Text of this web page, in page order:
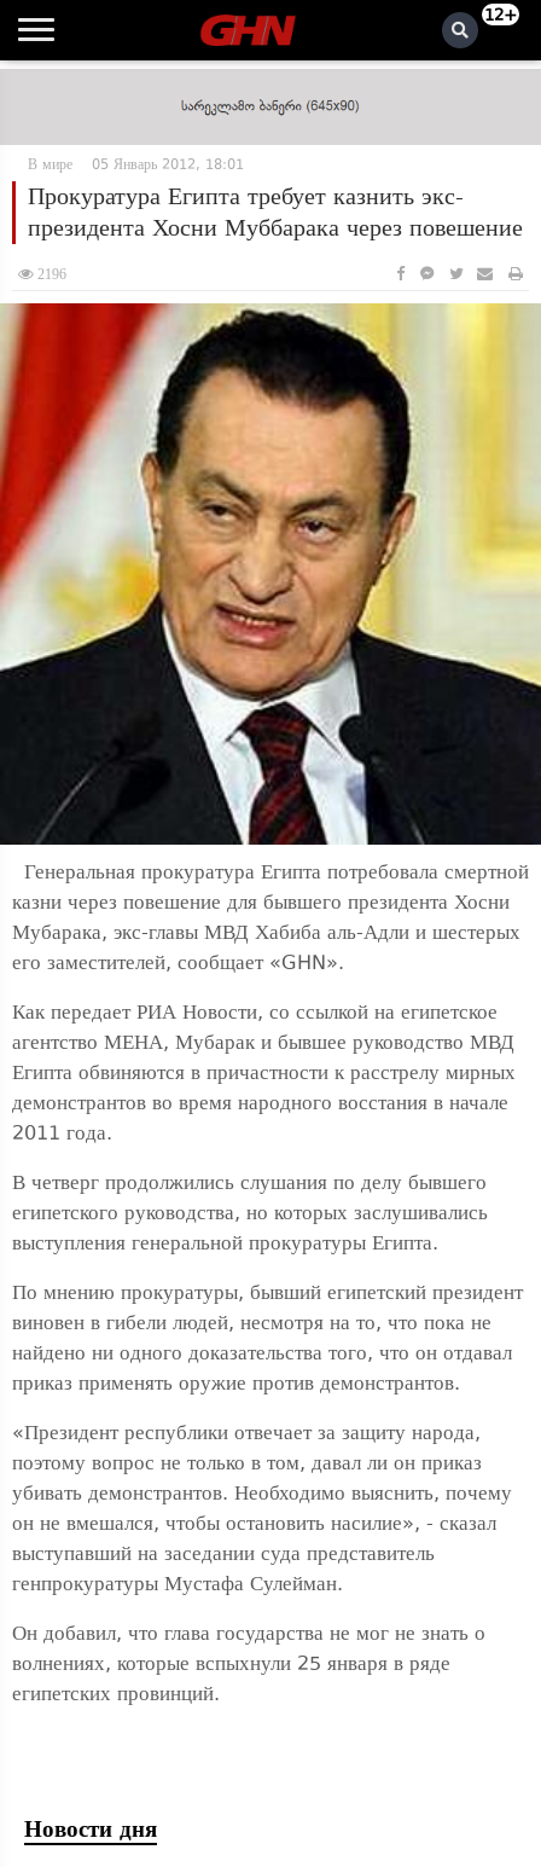
12+
В мире 05 Январь 2012, 18:01
Прокуратура Египта требует казнить экс-
президента Хосни Муббарака через повешение
2196
Генеральная прокуратура Египта потребовала смертной
казни через повешение для бывшего президента Хосни
Мубарака, экс-главы МВД Хабиба аль-Адли и шестерых
его заместителей, сообщает «GHN».
Как передает РИА Новости, со ссылкой на египетское
агентство МЕНА, Мубарак и бывшее руководство МВД
Египта обвиняются в причастности к расстрелу мирных
демонстрантов во время народного восстания в начале
2011 года.
В четверг продолжились слушания по делу бывшего
египетского руководства, но которых заслушивались
выступления генеральной прокуратуры Египта.
По мнению прокуратуры, бывший египетский президент
виновен в гибели людей, несмотря на то, что пока не
найдено ни одного доказательства того, что он отдавал
приказ применять оружие против демонстрантов.
«Президент республики отвечает за защиту народа,
поэтому вопрос не только в том, давал ли он приказ
убивать демонстрантов. Необходимо выяснить, почему
он не вмешался, чтобы остановить насилие», - сказал
выступавший на заседании суда представитель
генпрокуратуры Мустафа Сулейман.
Он добавил, что глава государства не мог не знать о
волнениях, которые вспыхнули 25 января в ряде
египетских провинций.
Новости дня